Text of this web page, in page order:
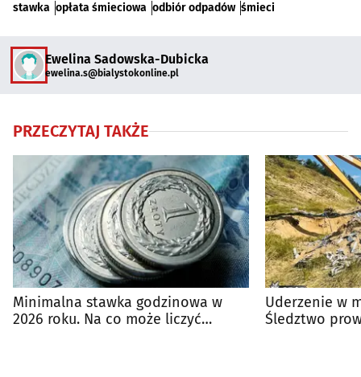
stawka opłata śmieciowa odbiór odpadów śmieci
Ewelina Sadowska-Dubicka
ewelina.s@bialystokonline.pl
PRZECZYTAJ TAKŻE
Minimalna stawka godzinowa w
2026 roku. Na co może liczyć
Uderzenie w
Śledztwo